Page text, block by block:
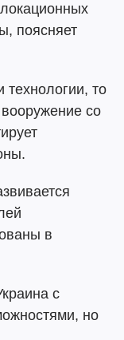
поясняет
технологии, то
со
в
с
но